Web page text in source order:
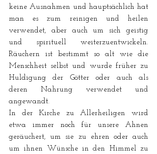
keine Ausnahmen und hauptsächlich hat
man es zum reinigen und heilen
verwendet, aber auch um sich geistig
und spirituell weiterzuentwickeln.
Räuchern ist bestimmt so alt wie die
Menschheit selbst und wurde früher zu
Huldigung der Götter oder auch als
deren Nahrung verwendet und
angewandt.
In der Kirche zu Allerheiligen wird
etwa immer noch für unsere Ahnen
geräuchert, um sie zu ehren oder auch
um ihnen Wünsche in den Himmel zu